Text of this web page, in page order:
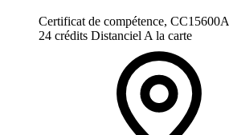
Certificat de compétence, CC15600A
24 crédits Distanciel A la carte